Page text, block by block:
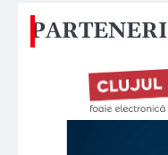
PARTENERI